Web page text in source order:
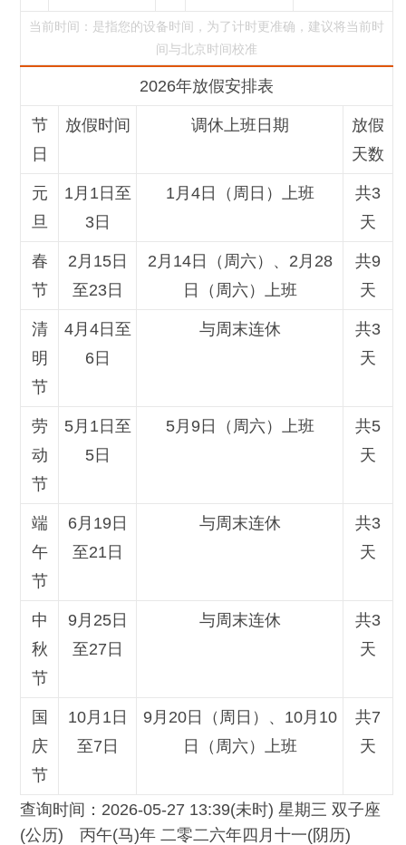
当前时间：是指您的设备时间，为了计时更准确，建议将当前时
间与北京时间校准
2026年放假安排表
节
日
放假时间 调休上班日期
放假
天数
元
旦
1月1日至
3日
1月4日（周日）上班
共3
天
春
节
2月15日
至23日
2月14日（周六）、2月28
日（周六）上班
共9
天
清
明
节
4月4日至
6日
与周末连休
共3
天
劳
动
节
5月1日至
5日
5月9日（周六）上班
共5
天
端
午
节
6月19日
至21日
与周末连休
共3
天
中
秋
节
9月25日
至27日
与周末连休
共3
天
国
庆
节
10月1日
至7日
9月20日（周日）、10月10
日（周六）上班
共7
天
查询时间：2026-05-27 13:39(未时) 星期三 双子座
(公历) 丙午(马)年 二零二六年四月十一(阴历)